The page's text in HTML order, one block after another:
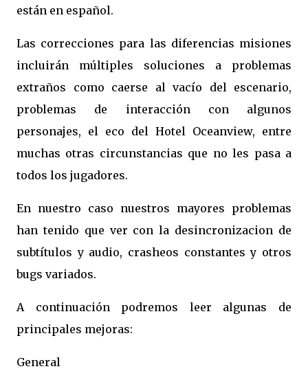
están en español.
Las correcciones para las diferencias misiones
incluirán múltiples soluciones a problemas
extraños como caerse al vacío del escenario,
problemas de interacción con algunos
personajes, el eco del Hotel Oceanview, entre
muchas otras circunstancias que no les pasa a
todos los jugadores.
En nuestro caso nuestros mayores problemas
han tenido que ver con la desincronizacion de
subtítulos y audio, crasheos constantes y otros
bugs variados.
A continuación podremos leer algunas de
principales mejoras:
General